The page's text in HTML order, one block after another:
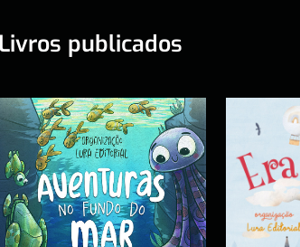
Livros publicados